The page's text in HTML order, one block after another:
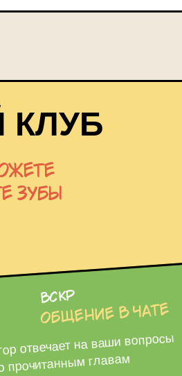
КЛУБ
зубы
отвечает на ваши вопросы
прочитанным главам
общение в чате
вскр